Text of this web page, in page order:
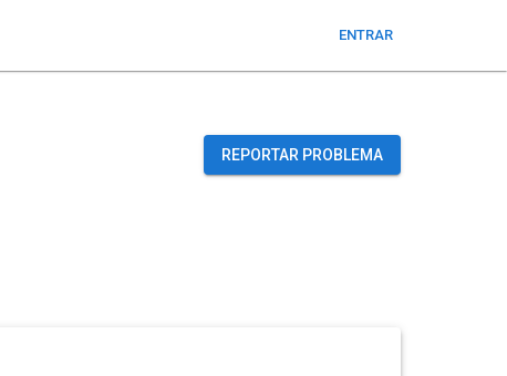
ENTRAR
REPORTAR PROBLEMA